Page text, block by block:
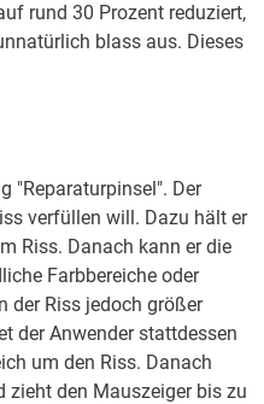
rund 30 Prozent reduziert,
blass aus. Dieses
"Reparaturpinsel". Der
verfüllen will. Dazu hält er
Riss. Danach kann er die
Farbbereiche oder
der Riss jedoch größer
der Anwender stattdessen
um den Riss. Danach
den Mauszeiger bis zu